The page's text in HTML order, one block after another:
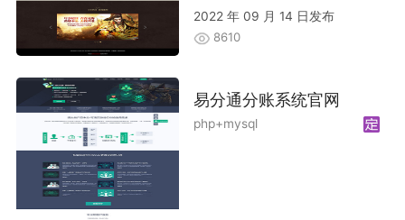
2022 年 09 月 14 日发布
8610
易分通分账系统官网
php+mysql